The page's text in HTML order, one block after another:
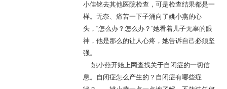
小佳铭去其他医院检查，可是检查结果都是一
样。无奈、痛苦一下子涌向了姚小燕的心
头，“怎么办？怎么办？”她看着儿子无辜的眼
神，他是那么的让人心疼，她告诉自己必须坚
强。
姚小燕开始上网查找关于自闭症的一切信
息。自闭症怎么产生的？自闭症有哪些症